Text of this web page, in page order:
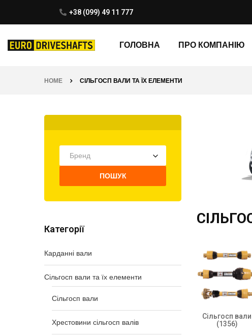
+38 (099) 49 11 777
ГОЛОВНА ПРО КОМПАНІЮ
HOME СІЛЬГОСП ВАЛИ ТА ЇХ ЕЛЕМЕНТИ
Бренд
ПОШУК
Категорії
Карданні вали
Сільгосп вали та їх елементи
Сільгосп вали
Хрестовини сільгосп валів
Сільгосп вали
(1356)